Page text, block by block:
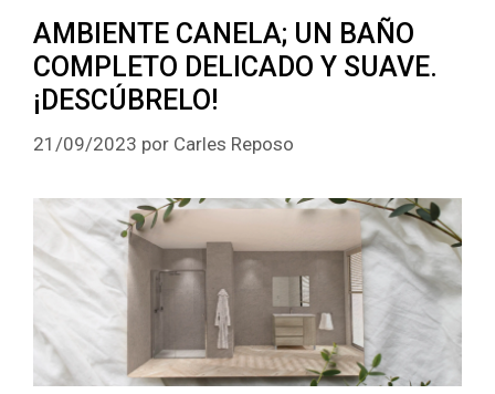
AMBIENTE CANELA; UN BAÑO
COMPLETO DELICADO Y SUAVE.
¡DESCÚBRELO!
21/09/2023 por Carles Reposo